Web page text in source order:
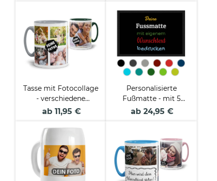
420 ml
Tasse mit Fotocollage
- verschiedene
Designs
ab 11,95 €
Personalisierte
Fußmatte - mit 5
Zeilen Wunschtext
ab 24,95 €